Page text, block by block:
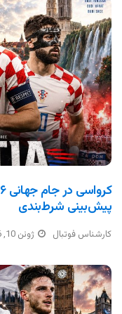
پیش‌بینی شرط‌بندی
کارشناس فوتبال ژوئن 10, 2026